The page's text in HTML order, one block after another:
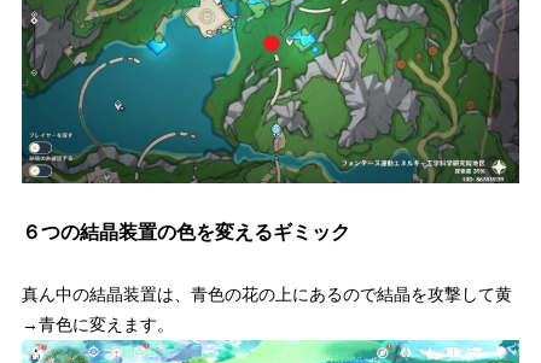
６つの結晶装置の色を変えるギミック
真ん中の結晶装置は、青色の花の上にあるので結晶を攻撃して黄
→青色に変えます。